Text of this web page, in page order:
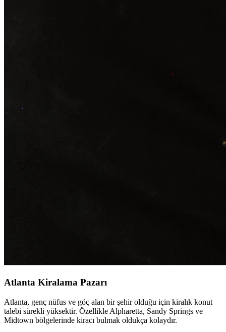
Atlanta Kiralama Pazarı
Atlanta, genç nüfus ve göç alan bir şehir olduğu için kiralık konut
talebi sürekli yüksektir. Özellikle Alpharetta, Sandy Springs ve
Midtown bölgelerinde kiracı bulmak oldukça kolaydır.